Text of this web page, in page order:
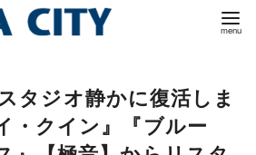
タジオ静かに復活しま
・クイン』『ブルー